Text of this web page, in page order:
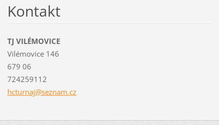
Kontakt
TJ VILÉMOVICE
Vilémovice 146
679 06
724259112
hcturnaj@seznam.cz